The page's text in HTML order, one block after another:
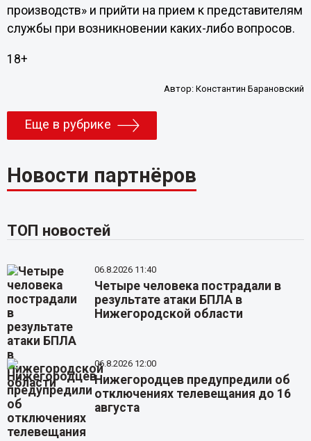
производств» и прийти на прием к представителям
службы при возникновении каких-либо вопросов.
18+
Автор:Константин Барановский
Еще в рубрике
Новости партнёров
ТОП новостей
06.8.2026 11:40
Четыре человека пострадали в
результате атаки БПЛА в
Нижегородской области
06.8.2026 12:00
Нижегородцев предупредили об
отключениях телевещания до 16
августа